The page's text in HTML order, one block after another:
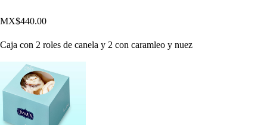
MX$440.00
Caja con 2 roles de canela y 2 con caramleo y nuez